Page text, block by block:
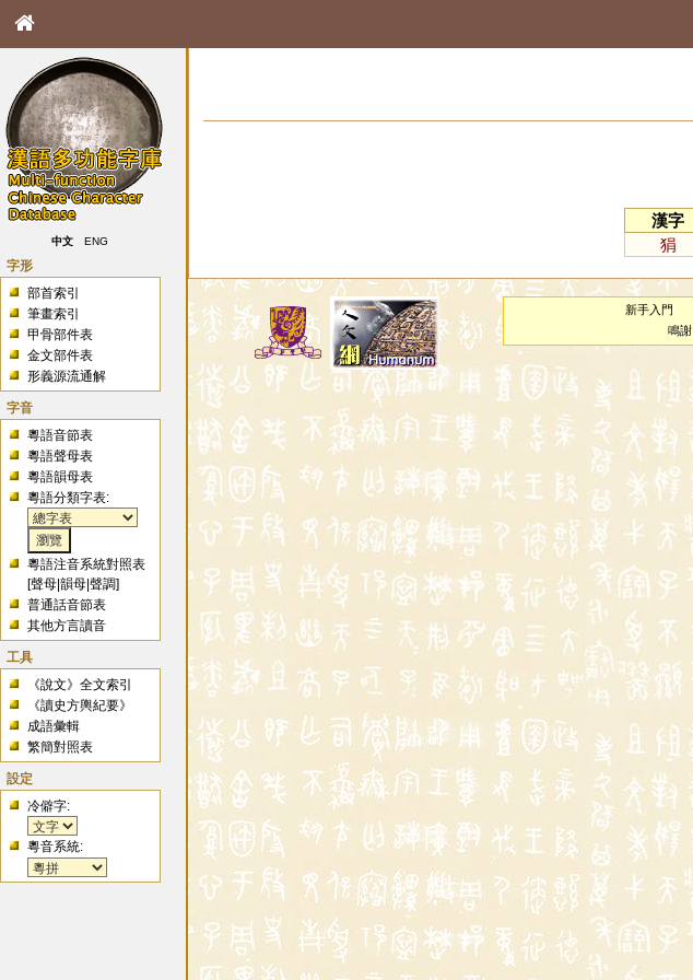
中文 ENG
字形
部首索引
筆畫索引
甲骨部件表
金文部件表
形義源流通解
字音
粵語音節表
粵語聲母表
粵語韻母表
粵語分類字表:
粵語注音系統對照表
[聲母 |韻母 |聲調]
普通話音節表
其他方言讀音
工具
《說文》全文索引
《讀史方輿紀要》
成語彙輯
繁簡對照表
設定
冷僻字:
粵音系統:
漢字
狷
新手入門
鳴謝